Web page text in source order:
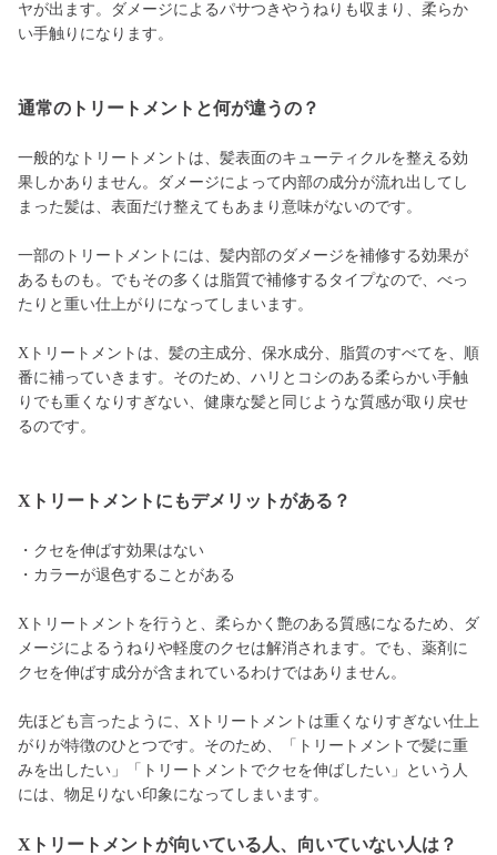
ヤが出ます。ダメージによるパサつきやうねりも収まり、柔らか
い手触りになります。
通常のトリートメントと何が違うの？
一般的なトリートメントは、髪表面のキューティクルを整える効
果しかありません。ダメージによって内部の成分が流れ出してし
まった髪は、表面だけ整えてもあまり意味がないのです。
一部のトリートメントには、髪内部のダメージを補修する効果が
あるものも。でもその多くは脂質で補修するタイプなので、べっ
たりと重い仕上がりになってしまいます。
Xトリートメントは、髪の主成分、保水成分、脂質のすべてを、順
番に補っていきます。そのため、ハリとコシのある柔らかい手触
りでも重くなりすぎない、健康な髪と同じような質感が取り戻せ
るのです。
Xトリートメントにもデメリットがある？
・クセを伸ばす効果はない
・カラーが退色することがある
Xトリートメントを行うと、柔らかく艶のある質感になるため、ダ
メージによるうねりや軽度のクセは解消されます。でも、薬剤に
クセを伸ばす成分が含まれているわけではありません。
先ほども言ったように、Xトリートメントは重くなりすぎない仕上
がりが特徴のひとつです。そのため、「トリートメントで髪に重
みを出したい」「トリートメントでクセを伸ばしたい」という人
には、物足りない印象になってしまいます。
Xトリートメントが向いている人、向いていない人は？